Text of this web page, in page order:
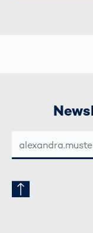
MAIL-
ADRESSE